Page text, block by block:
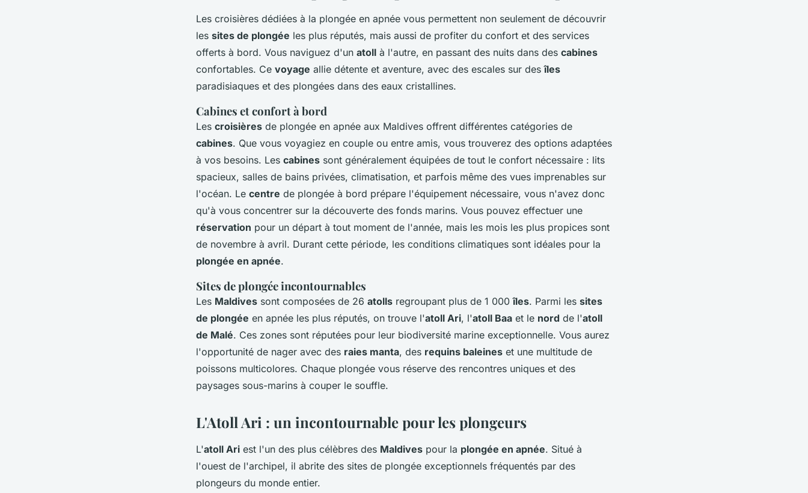
Les croisières dédiées à la plongée en apnée vous permettent non seulement de découvrir
les sites de plongée les plus réputés, mais aussi de profiter du confort et des services
offerts à bord. Vous naviguez d'un atoll à l'autre, en passant des nuits dans des cabines
confortables. Ce voyage allie détente et aventure, avec des escales sur desîles
paradisiaques et des plongées dans des eaux cristallines.
Cabines et confort à bord
Les croisières de plongée en apnée aux Maldives offrent différentes catégories de
cabines. Que vous voyagiez en couple ou entre amis, vous trouverez des options adaptées
à vos besoins. Les cabines sont généralement équipées de tout le confort nécessaire : lits
spacieux, salles de bains privées, climatisation, et parfois même des vues imprenables sur
l'océan. Le centre de plongée à bord prépare l'équipement nécessaire, vous n'avez donc
qu'à vous concentrer sur la découverte des fonds marins. Vous pouvez effectuer une
réservation pour un départ à tout moment de l'année, mais les mois les plus propices sont
de novembre à avril. Durant cette période, les conditions climatiques sont idéales pour la
plongée en apnée.
Sites de plongée incontournables
Les Maldives sont composées de 26 atolls regroupant plus de 1 000îles. Parmi les sites
de plongée en apnée les plus réputés, on trouve l'atoll Ari, l'atoll Baa et le nord de l'atoll
de Malé. Ces zones sont réputées pour leur biodiversité marine exceptionnelle. Vous aurez
l'opportunité de nager avec des raies manta, des requins baleines et une multitude de
poissons multicolores. Chaque plongée vous réserve des rencontres uniques et des
paysages sous-marins à couper le souffle.
L'Atoll Ari : un incontournable pour les plongeurs
L'atoll Ari est l'un des plus célèbres des Maldives pour la plongée en apnée. Situé à
l'ouest de l'archipel, il abrite des sites de plongée exceptionnels fréquentés par des
plongeurs du monde entier.